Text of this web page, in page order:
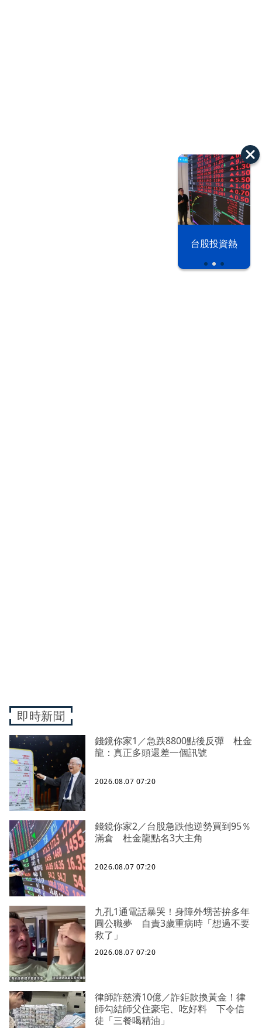
台股投資熱
即時新聞
錢鏡你家1／急跌8800點後反彈 杜金
龍：真正多頭還差一個訊號
2026.08.07 07:20
錢鏡你家2／台股急跌他逆勢買到95％
滿倉 杜金龍點名3大主角
2026.08.07 07:20
九孔1通電話暴哭！身障外甥苦拚多年
圓公職夢 自責3歲重病時「想過不要
救了」
2026.08.07 07:20
律師詐慈濟10億／詐鉅款換黃金！律
師勾結師父住豪宅、吃好料 下令信
徒「三餐喝精油」